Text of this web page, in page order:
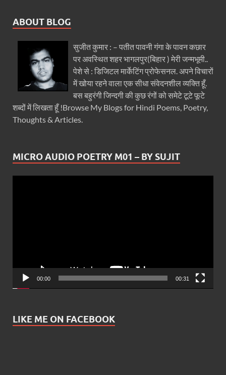
ABOUT BLOG
सुजीत कुमार : – पतीत पावनी गंगा के पावन कछार
पर अवस्थित शहर भागलपुर(बिहार ) मेरी जन्मभूमी..
पेशे से : डिजिटल मार्केटिंग प्रोफेसनल. अपने विचारों
में खोया रहने वाला एक सीधा संवेदनशील व्यक्ति हूँ.
बस बहुरंगी जिन्दगी की कुछ रंगों को समेटे टूटे फूटे
शब्दों में लिखता हूँ !Browse My Blogs for Hindi Poems, Poetry,
Thoughts & Articles.
MICRO AUDIO POETRY M01 – BY SUJIT
00:00 00:31
LIKE ME ON FACEBOOK